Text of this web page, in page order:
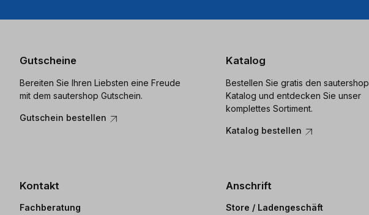
Gutscheine
Bereiten Sie Ihren Liebsten eine Freude
mit dem sautershop Gutschein.
Gutschein bestellen
Katalog
Bestellen Sie gratis den sautershop
Katalog und entdecken Sie unser
komplettes Sortiment.
Katalog bestellen
Kontakt
Fachberatung
Anschrift
Store / Ladengeschäft